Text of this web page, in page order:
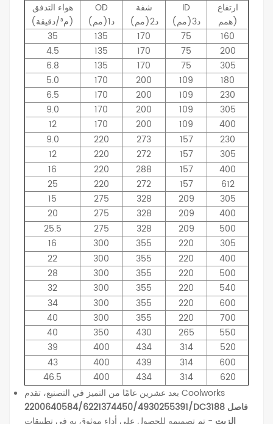
هواء التدفق
(م³/دقيقة)
OD
د1(مم)
شفة
د2(مم)
ID
د3(مم)
ارتفاع
همم)
35
135 170 75
160
4.5
135 170 75
200
6.8
135 170 75
305
5.0
170 200 109
180
6.5
170 200 109
230
9.0
170 200 109
305
12
170 200 109
400
9.0
220 273 157
230
12
220 272 157
305
16
220 288 157
400
25
220 272 157
612
15
275 328 209
305
20
275 328 209
400
25.5
275 328 209
500
16
300 355 220
305
22
300 355 220
400
28
300 355 220
500
32
300 355 220
540
34
300 355 220
600
40
300 355 220
700
40
350 430 265
550
39
400 434 314
520
43
400 439 314
600
46.5
400 434 314
620
بعد عشرين عامًا من التميز في التصنيع، تقدم Coolworks
2200640584/6221374450/4930255391/DC3188 فاصل